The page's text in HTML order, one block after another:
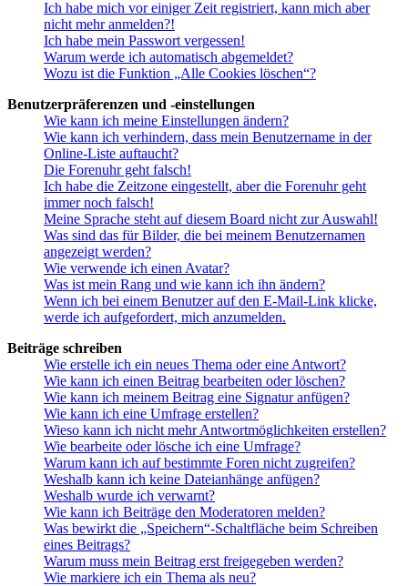
Ich habe mich vor einiger Zeit registriert, kann mich aber
nicht mehr anmelden?!
Ich habe mein Passwort vergessen!
Warum werde ich automatisch abgemeldet?
Wozu ist die Funktion „Alle Cookies löschen“?
Benutzerpräferenzen und -einstellungen
Wie kann ich meine Einstellungen ändern?
Wie kann ich verhindern, dass mein Benutzername in der
Online-Liste auftaucht?
Die Forenuhr geht falsch!
Ich habe die Zeitzone eingestellt, aber die Forenuhr geht
immer noch falsch!
Meine Sprache steht auf diesem Board nicht zur Auswahl!
Was sind das für Bilder, die bei meinem Benutzernamen
angezeigt werden?
Wie verwende ich einen Avatar?
Was ist mein Rang und wie kann ich ihn ändern?
Wenn ich bei einem Benutzer auf den E-Mail-Link klicke,
werde ich aufgefordert, mich anzumelden.
Beiträge schreiben
Wie erstelle ich ein neues Thema oder eine Antwort?
Wie kann ich einen Beitrag bearbeiten oder löschen?
Wie kann ich meinem Beitrag eine Signatur anfügen?
Wie kann ich eine Umfrage erstellen?
Wieso kann ich nicht mehr Antwortmöglichkeiten erstellen?
Wie bearbeite oder lösche ich eine Umfrage?
Warum kann ich auf bestimmte Foren nicht zugreifen?
Weshalb kann ich keine Dateianhänge anfügen?
Weshalb wurde ich verwarnt?
Wie kann ich Beiträge den Moderatoren melden?
Was bewirkt die „Speichern“-Schaltfläche beim Schreiben
eines Beitrags?
Warum muss mein Beitrag erst freigegeben werden?
Wie markiere ich ein Thema als neu?